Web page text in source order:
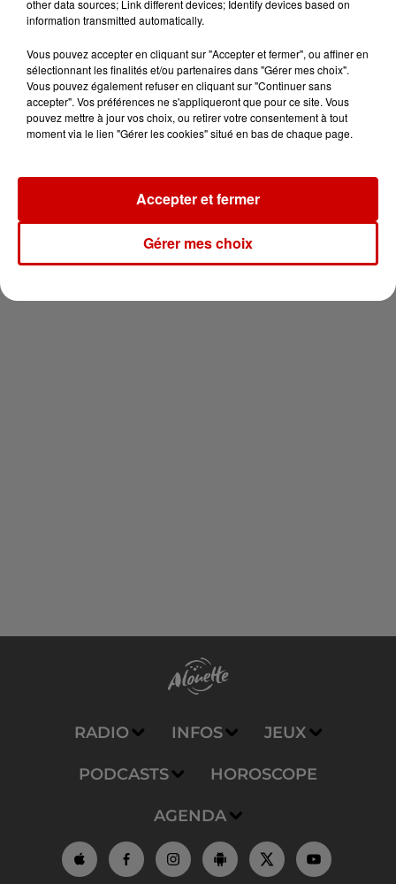
Le Duel - Gagnez votre balade
en jet ski !
Newsletter
RADIO INFOS JEUX
PODCASTS HOROSCOPE
AGENDA
other data sources; Link different devices; Identify devices based on
information transmitted automatically.
Vous pouvez accepter en cliquant sur "Accepter et fermer", ou affiner en
sélectionnant les finalités et/ou partenaires dans "Gérer mes choix".
Vous pouvez également refuser en cliquant sur "Continuer sans
accepter". Vos préférences ne s'appliqueront que pour ce site. Vous
pouvez mettre à jour vos choix, ou retirer votre consentement à tout
moment via le lien "Gérer les cookies" situé en bas de chaque page.
Gérer mes choix
Accepter et fermer